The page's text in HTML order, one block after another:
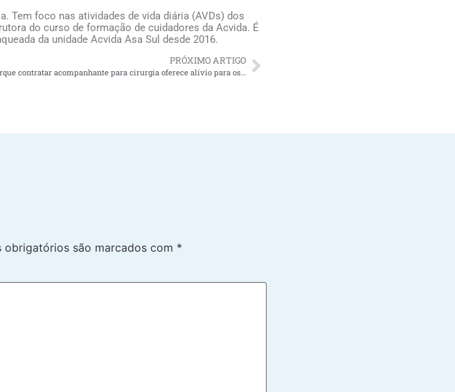
Tem foco nas atividades de vida diária (AVDs) dos
do curso de formação de cuidadores da Acvida. É
da unidade Acvida Asa Sul desde 2016.
PRÓXIMO ARTIGO
obrigatórios são marcados com *